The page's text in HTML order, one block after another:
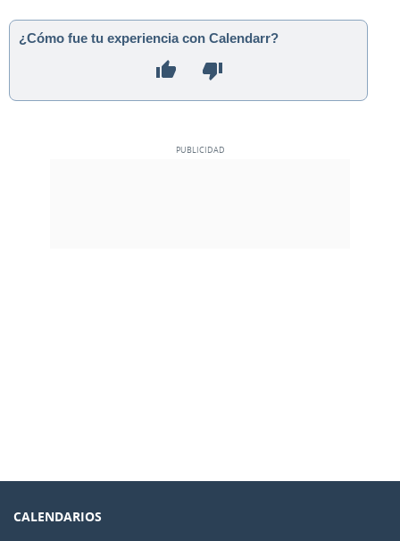
¿Cómo fue tu experiencia con Calendarr?
CALENDARIOS